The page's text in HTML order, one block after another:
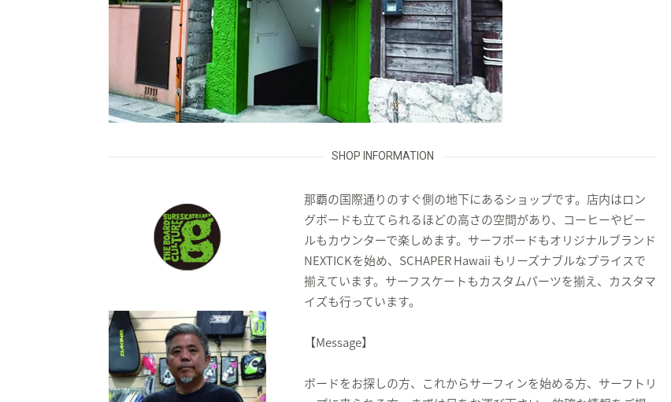
ク
ラ
ブ
SHOP INFORMATION
那覇の国際通りのすぐ側の地下にあるショップです。店内はロン
グボードも立てられるほどの高さの空間があり、コーヒーやビー
ルもカウンターで楽しめます。サーフボードもオリジナルブランド
NEXTICKを始め、SCHAPER Hawaii もリーズナブルなプライスで
揃えています。サーフスケートもカスタムパーツを揃え、カスタマ
イズも行っています。
【Message】
ボードをお探しの方、これからサーフィンを始める方、サーフトリ